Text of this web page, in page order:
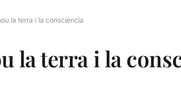
la terra i la consciència
la terra i la